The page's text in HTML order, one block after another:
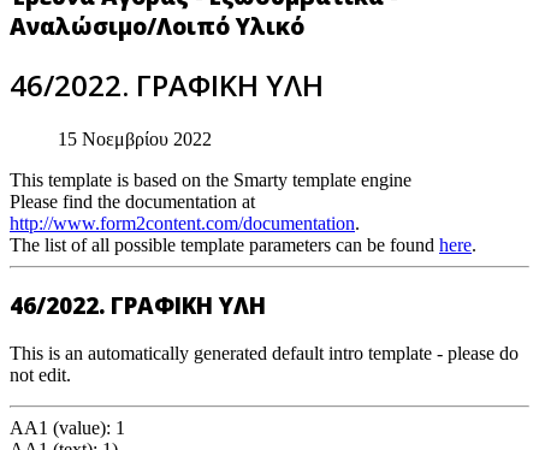
Αναλώσιμο/Λοιπό Υλικό
46/2022. ΓΡΑΦΙΚΗ ΥΛΗ
15 Νοεμβρίου 2022
This template is based on the Smarty template engine
Please find the documentation at
http://www.form2content.com/documentation.
The list of all possible template parameters can be found here.
46/2022. ΓΡΑΦΙΚΗ ΥΛΗ
This is an automatically generated default intro template - please do
not edit.
AA1 (value): 1